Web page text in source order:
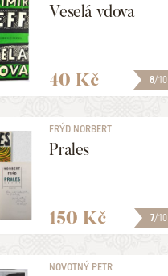
8/10
Veselá vdova
40 Kč
7/10
FRÝD NORBERT
Prales
150 Kč
NOVOTNÝ PETR